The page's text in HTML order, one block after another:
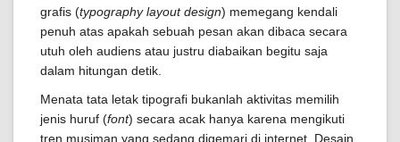
grafis (typography layout design) memegang kendali
penuh atas apakah sebuah pesan akan dibaca secara
utuh oleh audiens atau justru diabaikan begitu saja
dalam hitungan detik.
Menata tata letak tipografi bukanlah aktivitas memilih
jenis huruf (font) secara acak hanya karena mengikuti
tren musiman yang sedang digemari di internet. Desain